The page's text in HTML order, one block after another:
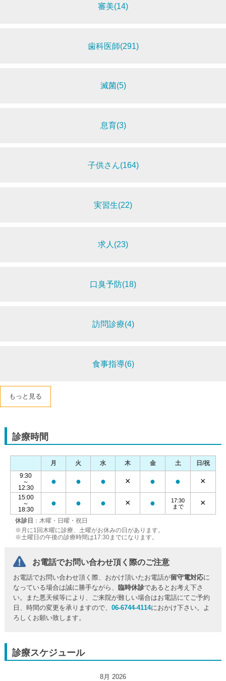
審美(14)
歯科医師(291)
滅菌(5)
息育(3)
子供さん(164)
実習生(22)
求人(23)
口臭予防(18)
訪問診療(4)
食事指導(6)
もっと見る
診療時間
休診日 ：木曜・日曜・祝日
※月に1回木曜に診療、土曜がお休みの日があります。
※土曜日の午後の診療時間は17:30までになります。
月 火 水 木 金 土
日/祝
9:30
～
12:30
● ● ● × ● ● ×
15:00
～
18:30
● ● ● × ●
17:30
まで
×
お電話でお問い合わせ頂く際のご注意
お電話でお問い合わせ頂く際、おかけ頂いたお電話が留守電対応に
なっている場合は誠に勝手ながら、
臨時休診であるとお考え下さ
い。また悪天候等により、ご来院が難しい場合はお電話にてご予約
日、時間の変更を承りますので、06-6744-4114におかけ下さい。よ
ろしくお願い致します。
診療スケジュール
8月 2026